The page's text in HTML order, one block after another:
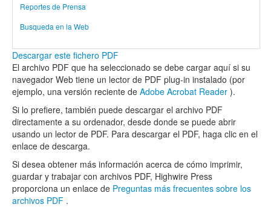
Reportes de Prensa
Busqueda en la Web
Descargar este fichero PDF
El archivo PDF que ha seleccionado se debe cargar aquí si su
navegador Web tiene un lector de PDF plug-in instalado (por
ejemplo, una versión reciente de Adobe Acrobat Reader ).
Si lo prefiere, también puede descargar el archivo PDF
directamente a su ordenador, desde donde se puede abrir
usando un lector de PDF. Para descargar el PDF, haga clic en el
enlace de descarga.
Si desea obtener más información acerca de cómo imprimir,
guardar y trabajar con archivos PDF, Highwire Press
proporciona un enlace de Preguntas más frecuentes sobre los
archivos PDF .